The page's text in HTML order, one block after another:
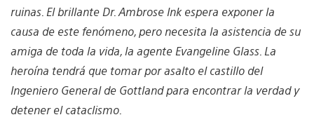
ruinas. El brillante Dr. Ambrose Ink espera exponer la
causa de este fenómeno, pero necesita la asistencia de su
amiga de toda la vida, la agente Evangeline Glass. La
heroína tendrá que tomar por asalto el castillo del
Ingeniero General de Gottland para encontrar la verdad y
detener el cataclismo.